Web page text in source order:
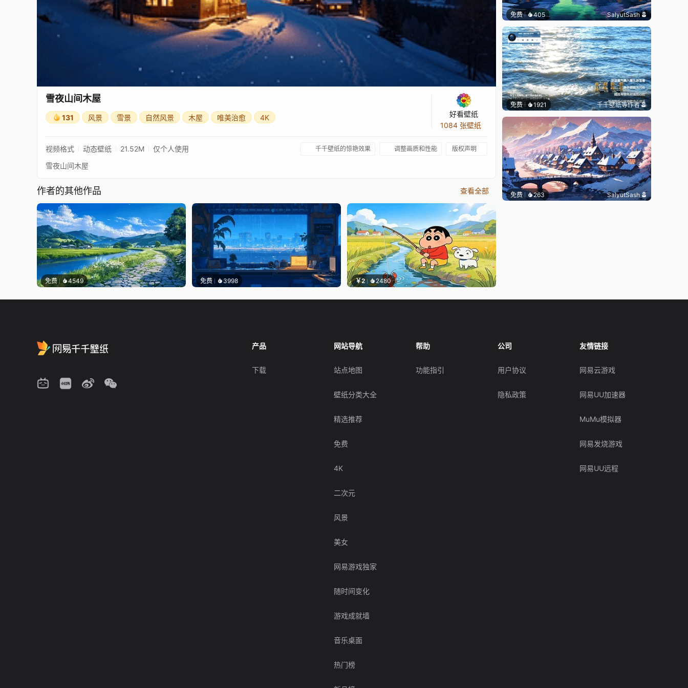
雪夜山间木屋
131 风景 雪景 自然风景 木屋 唯美治愈 4K
好看壁纸
1084 张壁纸
视频格式 动态壁纸 21.52M 仅个人使用 千千壁纸的惊艳效果 调整画质和性能 版权声明
雪夜山间木屋
作者的其他作品 查看全部
免费 4549 免费 3998 ￥2 2480
免费 405 SalyutSash
免费 1921 千千壁纸等作者
免费 263 SalyutSash
产品
下载
网站导航
站点地图
壁纸分类大全
精选推荐
免费
4K
二次元
风景
美女
网易游戏独家
随时间变化
游戏成就墙
音乐桌面
热门榜
帮助
功能指引
公司
用户协议
隐私政策
友情链接
网易云游戏
网易UU加速器
MuMu模拟器
网易发烧游戏
网易UU远程